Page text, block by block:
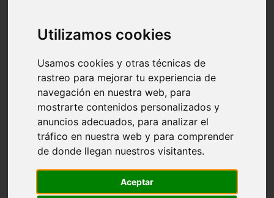
Utilizamos cookies
Usamos cookies y otras técnicas de
rastreo para mejorar tu experiencia de
navegación en nuestra web, para
mostrarte contenidos personalizados y
anuncios adecuados, para analizar el
tráfico en nuestra web y para comprender
de donde llegan nuestros visitantes.
Aceptar
Málaga - nerja
Girona - blanes
Málaga - marbella
Asturias - gijón
Girona - figueres
Alicante - santa-pola
Almería - roquetas-de-mar
Girona - tossa-de-mar
Barcelona - sant-cugat-del-vallès
Alicante - l39alfàs-del-pi
Barcelona - vilanova-i-la-geltrú
Castellón - peñíscola